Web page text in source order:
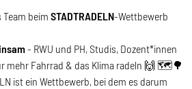
Team beim STADTRADELN-Wettbewerb
- RWU und PH, Studis, Dozent*innen
mehr Fahrrad & das Klima radeln 🙌 🗺🌳
ist ein Wettbewerb, bei dem es darum